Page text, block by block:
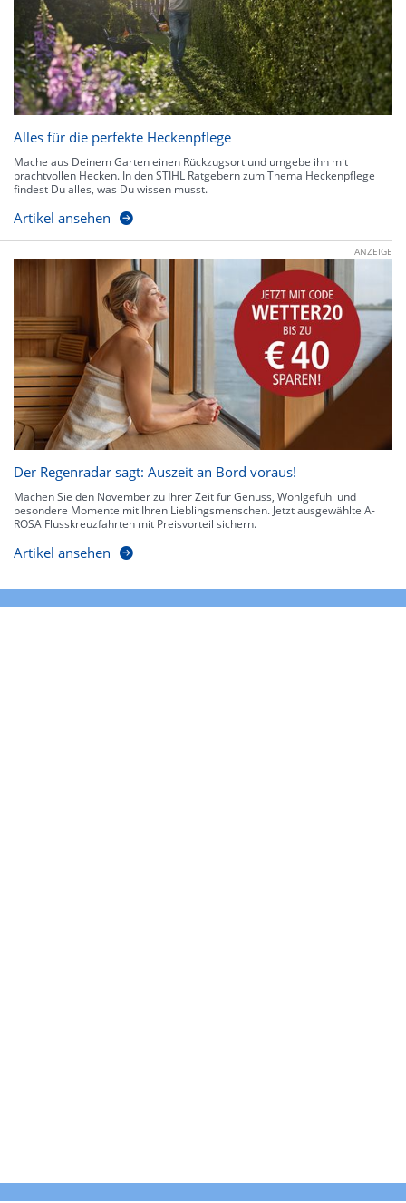
Alles für die perfekte Heckenpflege
Mache aus Deinem Garten einen Rückzugsort und umgebe ihn mit
prachtvollen Hecken. In den STIHL Ratgebern zum Thema Heckenpflege
findest Du alles, was Du wissen musst.
Artikel ansehen
ANZEIGE
Der Regenradar sagt: Auszeit an Bord voraus!
Machen Sie den November zu Ihrer Zeit für Genuss, Wohlgefühl und
besondere Momente mit Ihren Lieblingsmenschen. Jetzt ausgewählte A-
ROSA Flusskreuzfahrten mit Preisvorteil sichern.
Artikel ansehen